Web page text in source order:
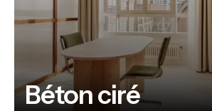
Béton ciré